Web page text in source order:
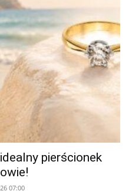
pierścionek
07:00